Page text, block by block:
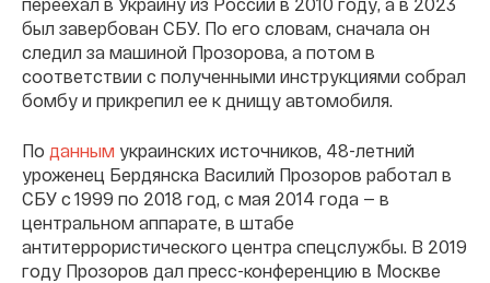
переехал в Украину из России в 2010 году, а в 2023
был завербован СБУ. По его словам, сначала он
следил за машиной Прозорова, а потом в
соответствии с полученными инструкциями собрал
бомбу и прикрепил ее к днищу автомобиля.
По данным украинских источников, 48-летний
уроженец Бердянска Василий Прозоров работал в
СБУ с 1999 по 2018 год, с мая 2014 года — в
центральном аппарате, в штабе
антитеррористического центра спецслужбы. В 2019
году Прозоров дал пресс-конференцию в Москве